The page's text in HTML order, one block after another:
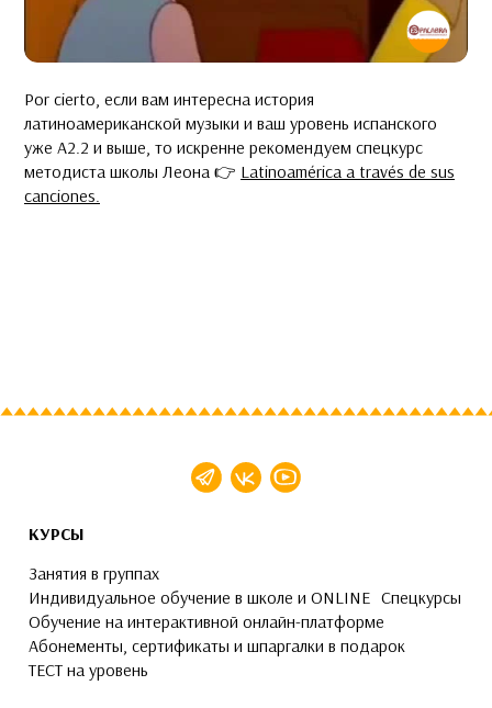
Por cierto, если вам интересна история
латиноамериканской музыки и ваш уровень испанского
уже А2.2 и выше, то искренне рекомендуем спецкурс
методиста школы Леона 👉 Latinoamérica a través de sus
canciones.
КУРСЫ
Занятия в группах
Индивидуальное обучение в школе и ONLINE Спецкурсы
Обучение на интерактивной онлайн-платформе
Абонементы, сертификаты и шпаргалки в подарок
ТЕСТ на уровень